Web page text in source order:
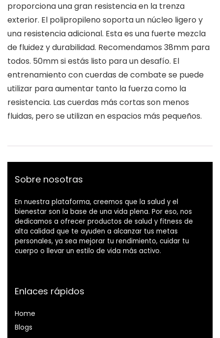
proporciona una gran resistencia en la trenza
exterior. El polipropileno soporta un núcleo ligero y
una resistencia adicional. Esta es una fuerte mezcla
de fluidez y durabilidad. Recomendamos 38mm para
todos. 50mm si estás listo para un desafío. El
entrenamiento con cuerdas de combate se puede
utilizar para aumentar tanto la fuerza como la
resistencia. Las cuerdas más cortas son menos
fluidas, pero se utilizan en espacios más pequeños.
Sobre nosotras
En nuestra plataforma, creemos que la salud y el
bienestar son la base de una vida plena. Por eso, nos
dedicamos a ofrecer productos de salud y fitness de
alta calidad que te ayuden a alcanzar tus metas
personales, ya sea mejorar tu rendimiento, cuidar tu
cuerpo o llevar un estilo de vida más activo.
Enlaces rápidos
Home
Blogs